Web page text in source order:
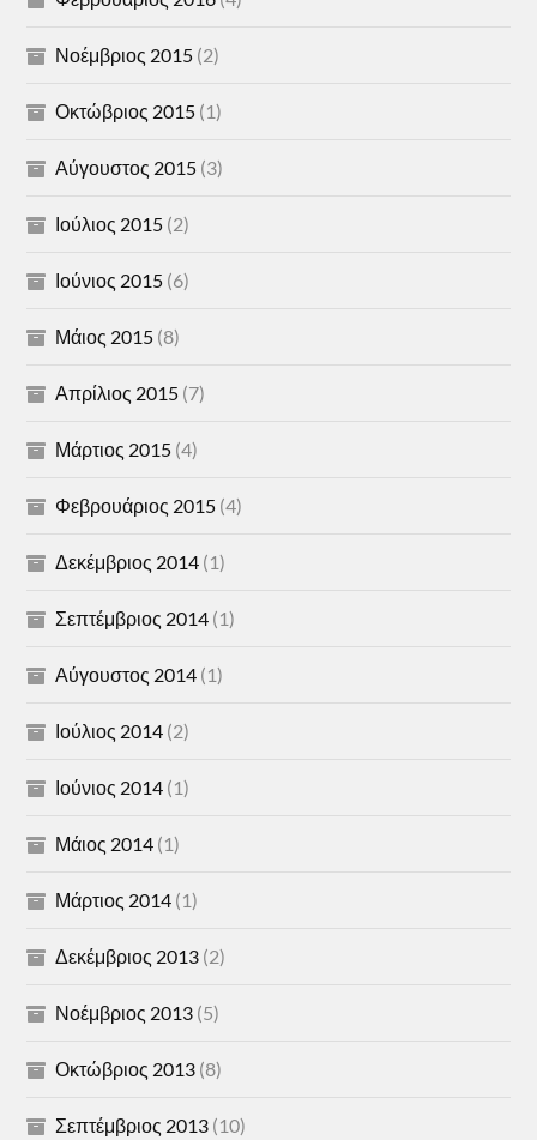
Νοέμβριος 2015 (2)
Οκτώβριος 2015 (1)
Αύγουστος 2015 (3)
Ιούλιος 2015 (2)
Ιούνιος 2015 (6)
Μάιος 2015 (8)
Απρίλιος 2015 (7)
Μάρτιος 2015 (4)
Φεβρουάριος 2015 (4)
Δεκέμβριος 2014 (1)
Σεπτέμβριος 2014 (1)
Αύγουστος 2014 (1)
Ιούλιος 2014 (2)
Ιούνιος 2014 (1)
Μάιος 2014 (1)
Μάρτιος 2014 (1)
Δεκέμβριος 2013 (2)
Νοέμβριος 2013 (5)
Οκτώβριος 2013 (8)
Σεπτέμβριος 2013 (10)